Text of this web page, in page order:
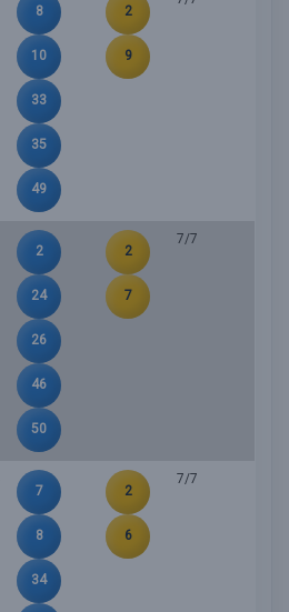
8
10
33
35
49
2
9
2
24
26
46
50
2
7
7/7
7
8
34
2
6
7/7